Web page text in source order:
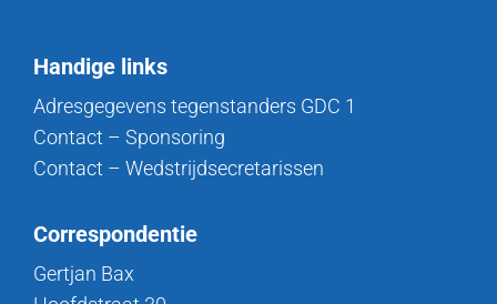
Handige links
Adresgegevens tegenstanders GDC 1
Contact – Sponsoring
Contact – Wedstrijdsecretarissen
Correspondentie
Gertjan Bax